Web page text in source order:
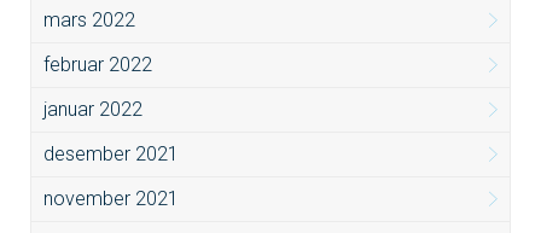
mars 2022
februar 2022
januar 2022
desember 2021
november 2021